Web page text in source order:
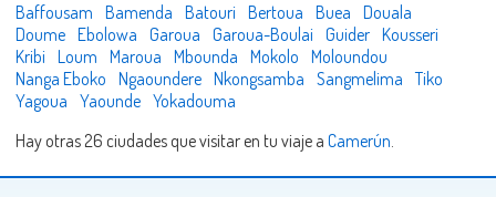
Baffousam Bamenda Batouri Bertoua Buea Douala
Doume Ebolowa Garoua Garoua-Boulai Guider Kousseri
Kribi Loum Maroua Mbounda Mokolo Moloundou
Nanga Eboko Ngaoundere Nkongsamba Sangmelima Tiko
Yagoua Yaounde Yokadouma
Hay otras 26 ciudades que visitar en tu viaje a Camerún.